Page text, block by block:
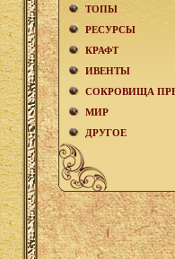
ТОПЫ
РЕСУРСЫ
КРАФТ
ИВЕНТЫ
СОКРОВИЩА
МИР
ДРУГОЕ